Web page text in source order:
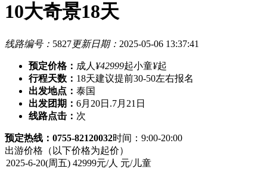
10大奇景18天
线路编号： 5827更新日期： 2025-05-06 13:37:41
预定价格： 成人 ¥42999起小童¥起
行程天数： 18天建议提前30-50左右报名
出发地点： 泰国
出发团期： 6月20日.7月21日
线路点击： 次
预定热线：0755-82120032时间：9:00-20:00
出游价格 （以下价格为起价）